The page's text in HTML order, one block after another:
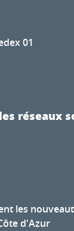
01
réseaux
les
d'Azur